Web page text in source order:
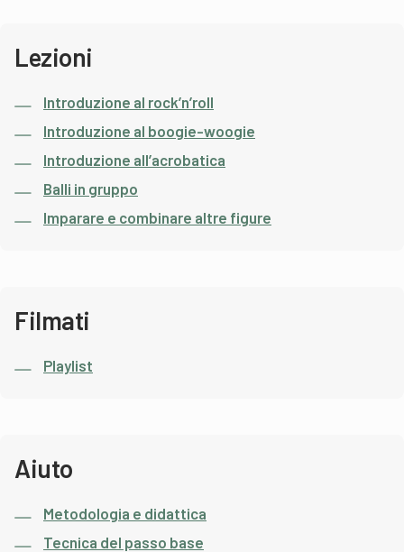
Lezioni
Introduzione al rock’n’roll
Introduzione al boogie-woogie
Introduzione all’acrobatica
Balli in gruppo
Imparare e combinare altre figure
Filmati
Playlist
Aiuto
Metodologia e didattica
Tecnica del passo base